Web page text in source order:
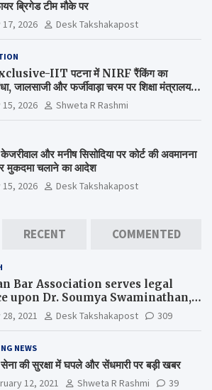
ब्रिगेड टीम मौके पर
17, 2026 Desk Takshakapost
IIT पटना में NIRF रैंकिंग का
जालसाजी और फर्जीवाड़ा चरम पर शिक्षा मंत्रालय
?
15, 2026 Shweta R Rashmi
और मनीष सिसोदिया पर कोर्ट की अवमानना
मुकदमा चलाने का आदेश
15, 2026 Desk Takshakapost
RECENT COMMENTED
Bar Association serves legal
upon Dr. Soumya Swaminathan,
Scientist, WHO
28, 2021 Desk Takshakapost 309
NEWS
की सुरक्षा में घपले और सेंधमारी पर बड़ी खबर
12, 2021 Shweta R Rashmi 39